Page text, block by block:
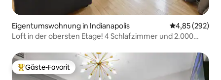
Eigentumswohnung in Indianapolis
4,85 (292)
Loft in der obersten Etage! 4 Schlafzimmer und 2.000
Beliebter Gäste-Favorit.
Gäste-Favorit